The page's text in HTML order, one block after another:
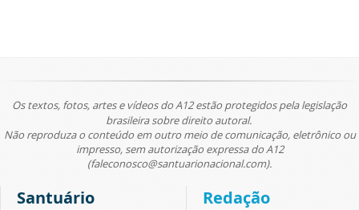
Os textos, fotos, artes e vídeos do A12 estão protegidos pela legislação
brasileira sobre direito autoral.
Não reproduza o conteúdo em outro meio de comunicação, eletrônico ou
impresso, sem autorização expressa do A12
(faleconosco@santuarionacional.com).
Santuário Redação